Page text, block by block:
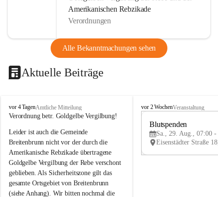
Amerikanischen Rebzikade
Verordnungen
Alle Bekanntmachungen sehen
Aktuelle Beiträge
B
r
i
t
e
n
b
r
u
n
vor 4 TagenAmtliche Mitteilung
Verordnung betr. Goldgelbe Vergilbung!
Leider ist auch die Gemeinde
Breitenbrunn nicht vor der durch die
Amerikanische Rebzikade übertragene
Goldgelbe Vergilbung der Rebe verschont
geblieben. Als Sicherheitszone gilt das
gesamte Ortsgebiet von Breitenbrunn
(siehe Anhang). Wir bitten nochmal die
B
e
vor 2 WochenVeranstaltung
Blutspenden
Sa., 29. Aug., 07:00 -